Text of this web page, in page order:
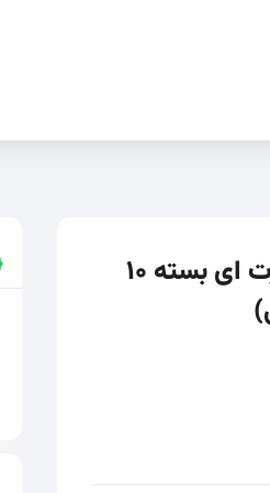
ویال ویتامین ب12 3000 میلی گرم فورت ای بسته 10